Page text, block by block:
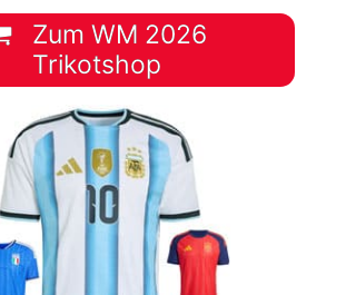
Zum WM 2026
Trikotshop